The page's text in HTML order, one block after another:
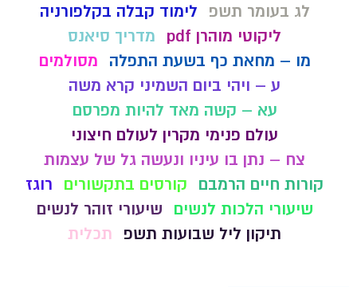
לג בעומר תשפ
לימוד קבלה בקלפורניה
ליקוטי מוהרן pdf
מדריך סיאנס
מו – מחאת כף בשעת התפלה
מסולמים
ע – ויהי ביום השמיני קרא משה
עא – קשה מאד להיות מפרסם
עולם פנימי מקרין לעולם חיצוני
צח – נתן בו עיניו ונעשה גל של עצמות
קורות חיים הרמבם
קורסים בתקשורים
רוגז
שיעורי הלכות לנשים
שיעורי זוהר לנשים
תיקון ליל שבועות תשפ
תכלית